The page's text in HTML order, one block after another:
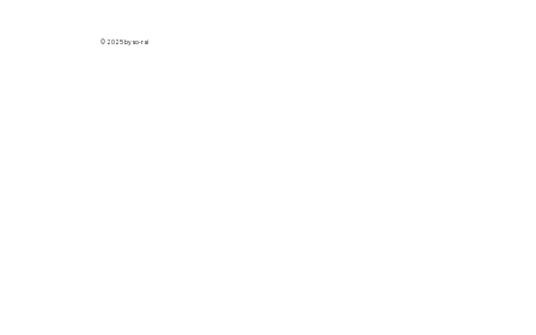
© 2025 by so-rai